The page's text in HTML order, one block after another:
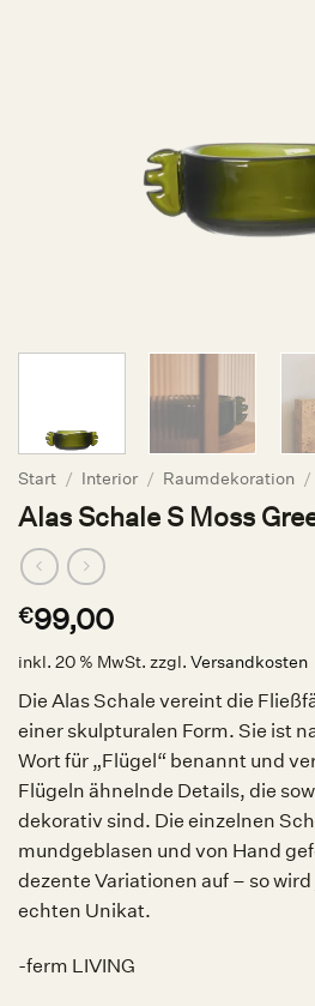
Start / Interior / Raumdekoration /
Alas Schale S Moss
€99,00
inkl. 20 % MwSt. zzgl. Versandkosten
Die Alas Schale vereint die
einer skulpturalen Form. Sie ist
Wort für „Flügel“ benannt und
Flügeln ähnelnde Details, die
dekorativ sind. Die einzelnen
mundgeblasen und von Hand
dezente Variationen auf – so
echten Unikat.
-ferm LIVING